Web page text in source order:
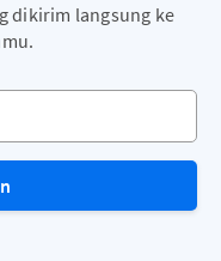
dikirim langsung ke